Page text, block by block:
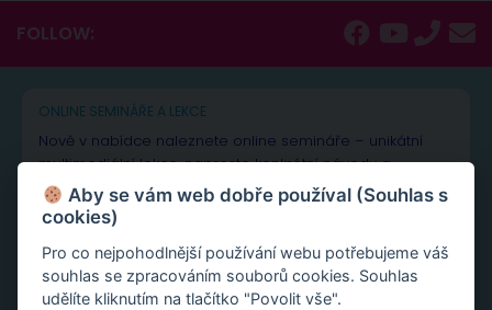
FOLLOW:
ONLINE SEMINÁŘE A LEKCE
Nově v nabídce naleznete online semináře – unikátní
multimediální lekce, naprosto konkrétní návody a
inspirace.
Aktivace tvojí životní síly jako cesta sebelásky
Velká partnerská rekapitulace a restart vašeho vztahu
Slovy ke šťastnému vztahu
Aby se vám web dobře používal (Souhlas s
cookies)
Pro co nejpohodlnější používání webu potřebujeme váš
souhlas se zpracováním souborů cookies. Souhlas
udělíte kliknutím na tlačítko "Povolit vše".